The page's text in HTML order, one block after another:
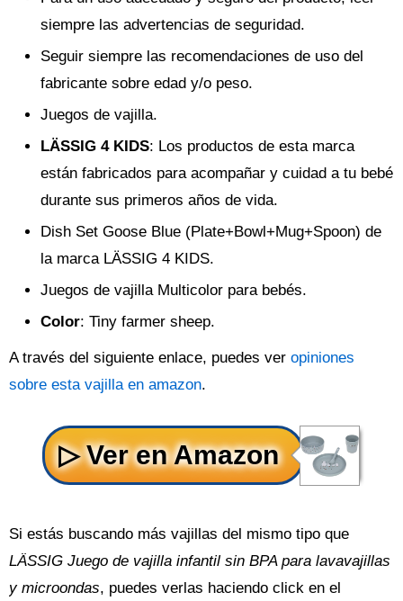
siempre las advertencias de seguridad.
Seguir siempre las recomendaciones de uso del
fabricante sobre edad y/o peso.
Juegos de vajilla.
LÄSSIG 4 KIDS: Los productos de esta marca
están fabricados para acompañar y cuidad a tu bebé
durante sus primeros años de vida.
Dish Set Goose Blue (Plate+Bowl+Mug+Spoon) de
la marca LÄSSIG 4 KIDS.
Juegos de vajilla Multicolor para bebés.
Color: Tiny farmer sheep.
A través del siguiente enlace, puedes ver opiniones
sobre esta vajilla en amazon.
Si estás buscando más vajillas del mismo tipo que
LÄSSIG Juego de vajilla infantil sin BPA para lavavajillas
y microondas, puedes verlas haciendo click en el